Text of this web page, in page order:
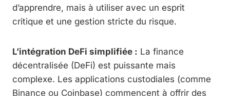
d’apprendre, mais à utiliser avec un esprit
critique et une gestion stricte du risque.
L’intégration DeFi simplifiée : La finance
décentralisée (DeFi) est puissante mais
complexe. Les applications custodiales (comme
Binance ou Coinbase) commencent à offrir des